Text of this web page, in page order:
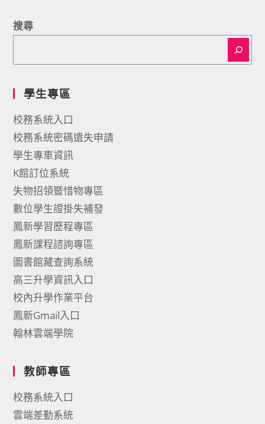
搜尋
學生專區
校務系統入口
校務系統密碼遺失申請
學生專車資訊
K館訂位系統
失物招領暨惜物專區
數位學生證掛失補發
鳳新學習歷程專區
鳳新課程諮詢專區
圖書館藏查詢系統
高三升學資訊入口
校內升學作業平台
鳳新Gmail入口
翰林雲端學院
教師專區
校務系統入口
雲端差勤系統